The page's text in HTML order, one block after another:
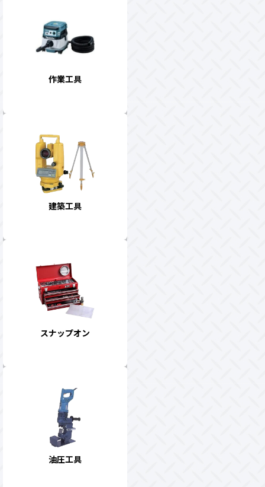
作業工具
建築工具
スナップオン
油圧工具